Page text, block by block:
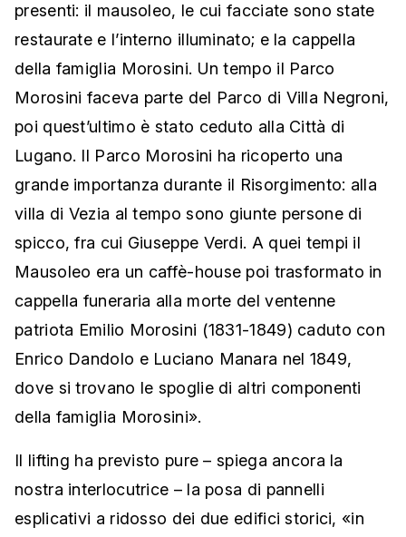
presenti: il mausoleo, le cui facciate sono state
restaurate e l’interno illuminato; e la cappella
della famiglia Morosini. Un tempo il Parco
Morosini faceva parte del Parco di Villa Negroni,
poi quest’ultimo è stato ceduto alla Città di
Lugano. Il Parco Morosini ha ricoperto una
grande importanza durante il Risorgimento: alla
villa di Vezia al tempo sono giunte persone di
spicco, fra cui Giuseppe Verdi. A quei tempi il
Mausoleo era un caffè-house poi trasformato in
cappella funeraria alla morte del ventenne
patriota Emilio Morosini (1831-1849) caduto con
Enrico Dandolo e Luciano Manara nel 1849,
dove si trovano le spoglie di altri componenti
della famiglia Morosini».
Il lifting ha previsto pure – spiega ancora la
nostra interlocutrice – la posa di pannelli
esplicativi a ridosso dei due edifici storici, «in